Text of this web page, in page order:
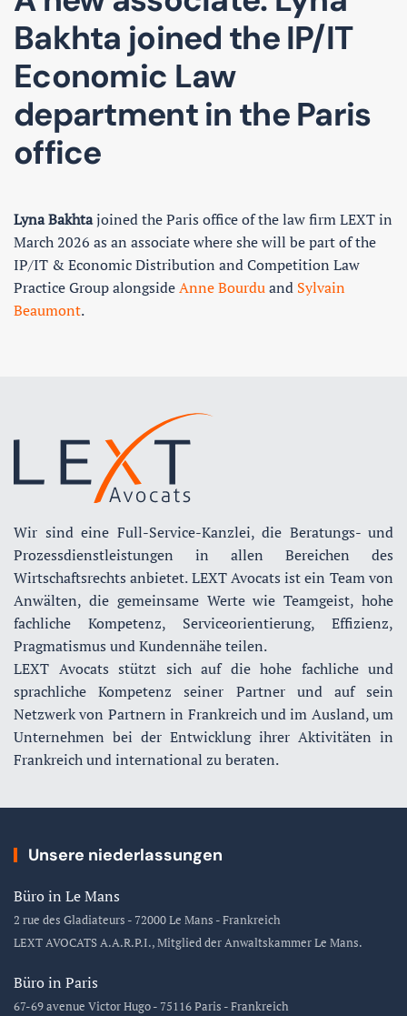
Bakhta joined the IP/IT
Economic Law
department in the Paris
office
Lyna Bakhtajoined the Paris office of the law firm LEXT in
March 2026 as an associate where she will be part of the
IP/IT & Economic Distribution and Competition Law
Practice Group alongsideAnne Bourduand Sylvain
Beaumont.
Wir sind eine Full-Service-Kanzlei, die Beratungs- und
Prozessdienstleistungen in allen Bereichen des
Wirtschaftsrechts anbietet. LEXT Avocats ist ein Team von
Anwälten, die gemeinsame Werte wie Teamgeist, hohe
fachliche Kompetenz, Serviceorientierung, Effizienz,
Pragmatismus und Kundennähe teilen.
LEXT Avocats stützt sich auf die hohe fachliche und
sprachliche Kompetenz seiner Partner und auf sein
Netzwerk von Partnern in Frankreich und im Ausland, um
Unternehmen bei der Entwicklung ihrer Aktivitäten in
Frankreich und international zu beraten.
Unsere niederlassungen
Büro in Le Mans
2 rue des Gladiateurs - 72000 Le Mans - Frankreich
LEXT AVOCATS A.A.R.P.I., Mitglied der Anwaltskammer Le Mans.
Büro in Paris
67-69 avenue Victor Hugo - 75116 Paris - Frankreich